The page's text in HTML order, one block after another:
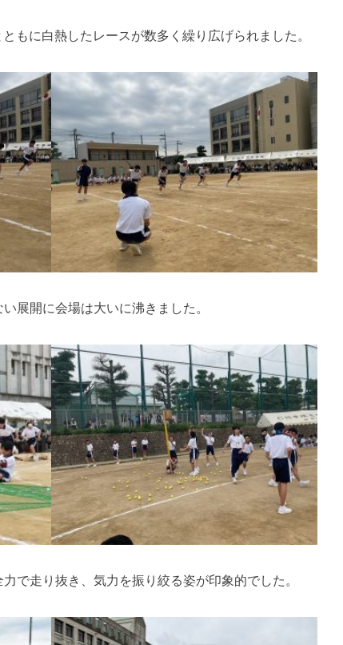
もに白熱したレースが数多く繰り広げられました。
展開に会場は大いに沸きました。
で走り抜き、気力を振り絞る姿が印象的でした。